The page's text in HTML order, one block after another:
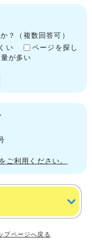
？（複数回答可）
い
ページを探し
が多い
ご利用ください。
プページへ戻る